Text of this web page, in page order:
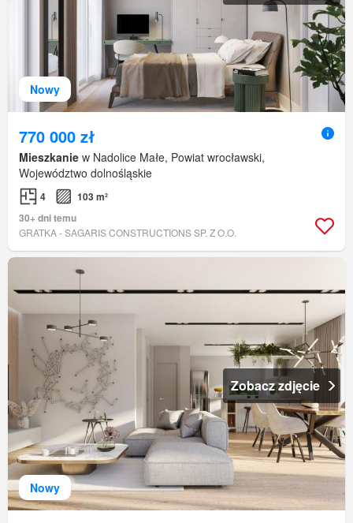
Nowy
770 000 zł
Mieszkanie w Nadolice Małe, Powiat wrocławski,
Województwo dolnośląskie
4
103 m²
30+ dni temu
GRATKA - SAGARIS CONSTRUCTIONS SP. Z O.O.
Nowy
Zobacz zdjęcie